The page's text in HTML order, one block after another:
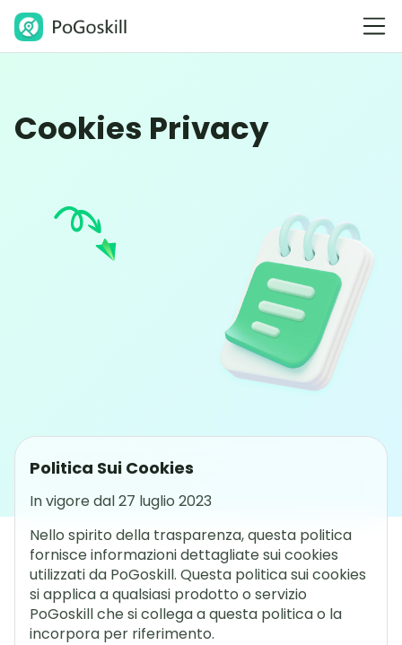
Cookies Privacy
Politica Sui Cookies
In vigore dal 27 luglio 2023
Nello spirito della trasparenza, questa politica
fornisce informazioni dettagliate sui cookies
utilizzati da PoGoskill. Questa politica sui cookies
si applica a qualsiasi prodotto o servizio
PoGoskill che si collega a questa politica o la
incorpora per riferimento.